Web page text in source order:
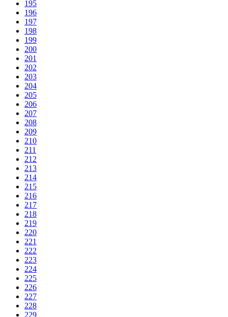
195
196
197
198
199
200
201
202
203
204
205
206
207
208
209
210
211
212
213
214
215
216
217
218
219
220
221
222
223
224
225
226
227
228
229